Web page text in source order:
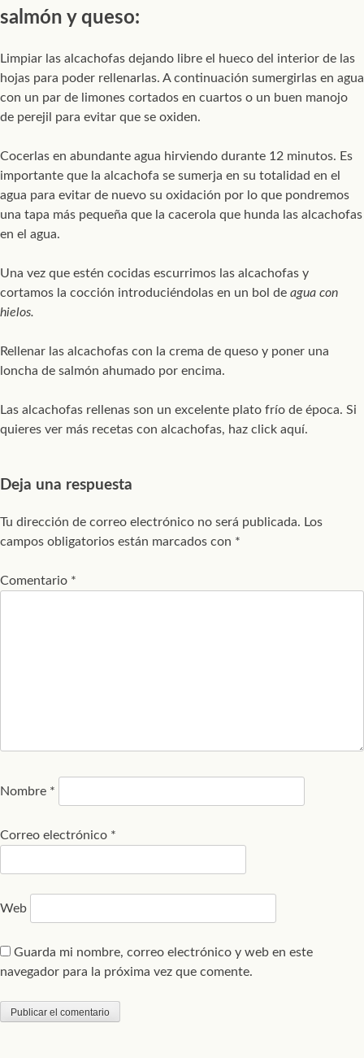
salmón y queso:
Limpiar las alcachofas dejando libre el hueco del interior de las
hojas para poder rellenarlas. A continuación sumergirlas en agua
con un par de limones cortados en cuartos o un buen manojo
de perejil para evitar que se oxiden.
Cocerlas en abundante agua hirviendo durante 12 minutos. Es
importante que la alcachofa se sumerja en su totalidad en el
agua para evitar de nuevo su oxidación por lo que pondremos
una tapa más pequeña que la cacerola que hunda las alcachofas
en el agua.
Una vez que estén cocidas escurrimos las alcachofas y
cortamos la cocción introduciéndolas en un bol de agua con
hielos.
Rellenar las alcachofas con la crema de queso y poner una
loncha de salmón ahumado por encima.
Las alcachofas rellenas son un excelente plato frío de época. Si
quieres ver más recetas con alcachofas, haz click aquí.
Deja una respuesta
Tu dirección de correo electrónico no será publicada. Los
campos obligatorios están marcados con *
Comentario *
Nombre *
Correo electrónico *
Web
Guarda mi nombre, correo electrónico y web en este
navegador para la próxima vez que comente.